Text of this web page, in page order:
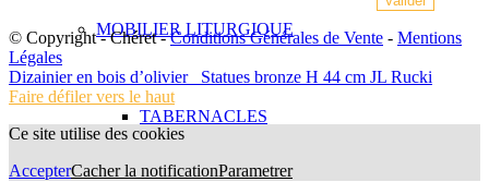
MOBILIER LITURGIQUE
TABERNACLES
© Copyright - Chéret -Conditions Générales de Vente - Mentions
Légales
Dizainier en bois d’olivier
Statues bronze H 44 cm JL Rucki
Faire défiler vers le haut
Ce site utilise des cookies
AccepterCacher la notificationParametrer